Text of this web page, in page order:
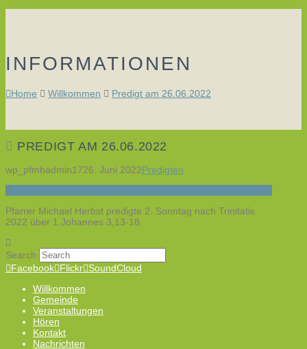
INFORMATIONEN
Home Willkommen Predigt am 26.06.2022
PREDIGT AM 26.06.2022
wp_pfmhadmin1726. Juni 2022Predigten
Pfarrer Michael Herbst predigte 2. Sonntag nach Trinitatis
2022 über 1.Johannes 3,13-18.
Search
Facebook Flickr SoundCloud
Willkommen
Gemeinde
Veranstaltungen
Hören
Kontakt
Nachrichten